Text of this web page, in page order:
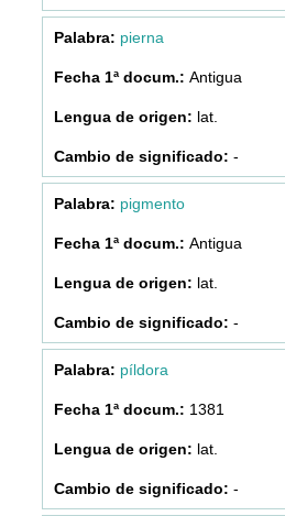
pierna
Antigua
lat.
-
pigmento
Antigua
lat.
-
píldora
1381
lat.
-